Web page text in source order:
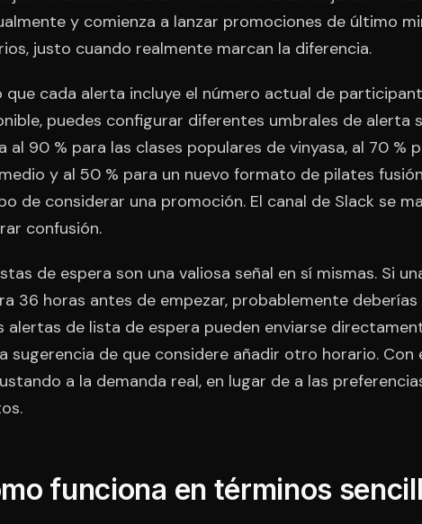
y comienza a lanzar promociones de último
justo cuando realmente marcan la diferencia.
que cada alerta incluye el número actual de
puedes configurar diferentes umbrales de alerta
al 90 % para las clases populares de vinyasa, al 70 %
y al 50 % para un nuevo formato de pilates
de considerar una promoción. El canal de Slack se
confusión.
de espera son una valiosa señal en sí mismas. Si
36 horas antes de empezar, probablemente
alertas de lista de espera pueden enviarse
sugerencia de que considere añadir otro horario.
a la demanda real, en lugar de a las
funciona en términos